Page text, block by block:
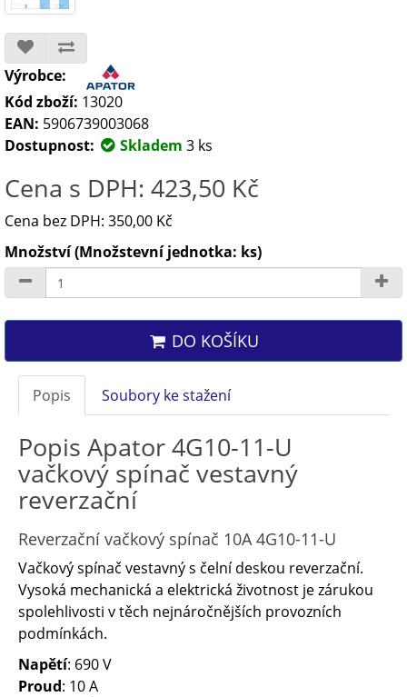
Výrobce:
Kód zboží: 13020
EAN: 5906739003068
Dostupnost:
Skladem 3 ks
Cena s DPH: 423,50 Kč
Cena bez DPH: 350,00 Kč
Množství (Množstevní jednotka: ks)
DO KOŠÍKU
Popis Soubory ke stažení
Popis Apator 4G10-11-U
vačkový spínač vestavný
reverzační
Reverzační vačkový spínač 10A 4G10-11-U
Vačkový spínač vestavný s čelní deskou reverzační.
Vysoká mechanická a elektrická životnost je zárukou
spolehlivosti v těch nejnáročnějších provozních
podmínkách.
Napětí: 690 V
Proud: 10 A